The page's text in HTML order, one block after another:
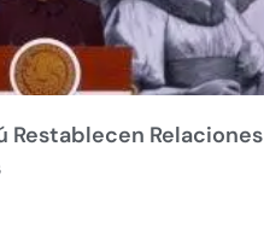
Restablecen Relaciones